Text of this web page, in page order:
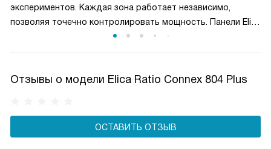
экспериментов. Каждая зона работает независимо,
позволяя точечно контролировать мощность. Панели Elica
известны своей энергоэффективностью, что снижает
объединение зон для больших кастрюль.
Отзывы о модели Elica Ratio Connex 804 Plus
ОСТАВИТЬ ОТЗЫВ